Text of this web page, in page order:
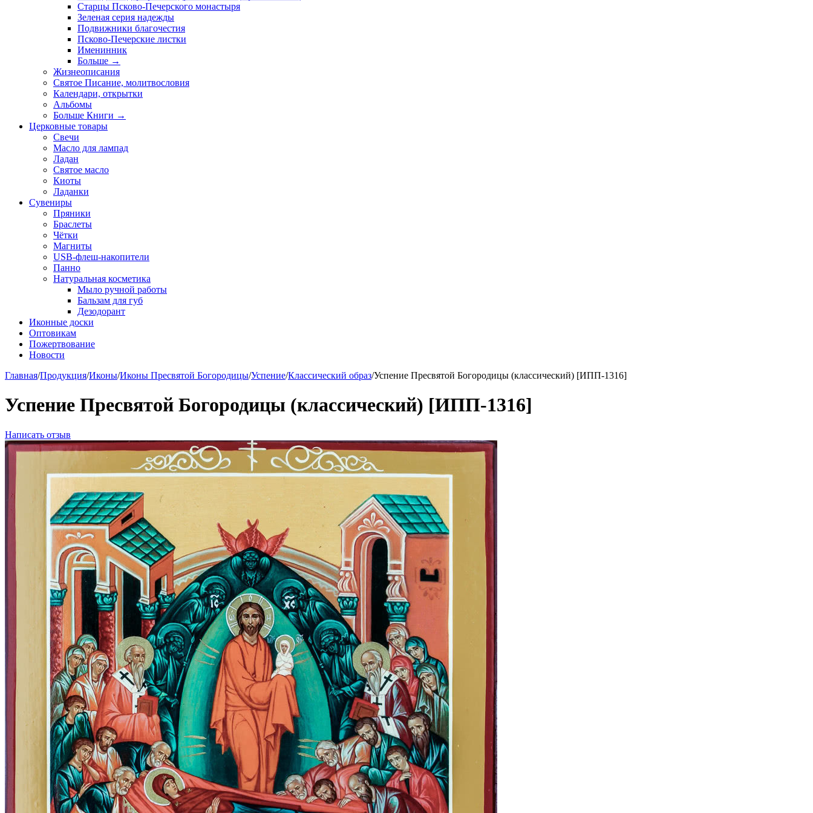
Старцы Псково-Печерского монастыря
Зеленая серия надежды
Подвижники благочестия
Псково-Печерские листки
Именинник
Больше →
Жизнеописания
Святое Писание, молитвословия
Календари, открытки
Альбомы
Больше Книги →
Церковные товары
Свечи
Масло для лампад
Ладан
Святое масло
Киоты
Ладанки
Сувениры
Пряники
Браслеты
Чётки
Магниты
USB-флеш-накопители
Панно
Натуральная косметика
Мыло ручной работы
Бальзам для губ
Дезодорант
Иконные доски
Оптовикам
Пожертвование
Новости
Главная/Продукция/Иконы/Иконы Пресвятой Богородицы/Успение/Классический образ/Успение Пресвятой Богородицы (классический) [ИПП-1316]
Успение Пресвятой Богородицы (классический) [ИПП-1316]
Написать отзыв